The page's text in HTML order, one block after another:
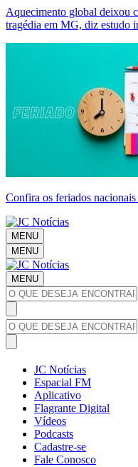
Aquecimento global deixou
tragédia em MG, diz estudo
Confira os feriados
MENU
MENU
MENU
JC Notícias
Espacial FM
Aplicativo
Flagrante Digital
Vídeos
Podcasts
Cadastre-se
Fale Conosco